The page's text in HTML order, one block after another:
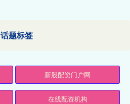
话题标签
新股配资门户网
在线配资机构